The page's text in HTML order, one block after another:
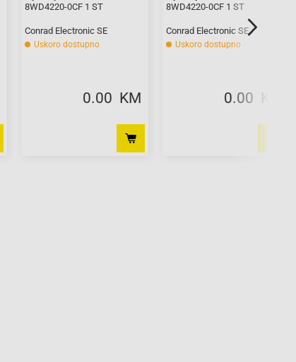
8WD4220-0CF 1 ST
Conrad Electronic SE
Uskoro dostupno
0.00 KM
8WD4220-0CF 1 ST
Conrad Electronic SE
Uskoro dostupno
0.00 KM